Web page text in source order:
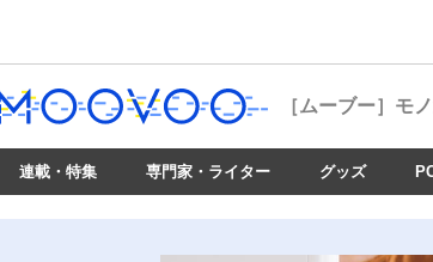
［ムーブー］ モ
連載・特集 専門家・ライター グッズ